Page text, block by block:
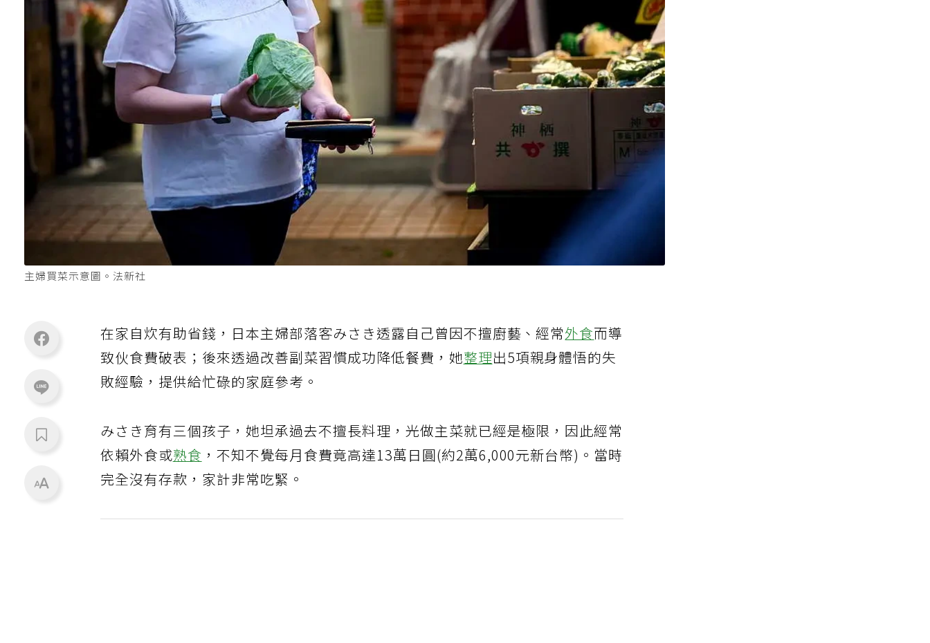
主婦買菜示意圖。法新社
在家自炊有助省錢，日本主婦部落客みさき透露自己曾因不擅廚藝、經常外食而導
致伙食費破表；後來透過改善副菜習慣成功降低餐費，她整理出5項親身體悟的失
敗經驗，提供給忙碌的家庭參考。
みさき育有三個孩子，她坦承過去不擅長料理，光做主菜就已經是極限，因此經常
依賴外食或熟食 ，不知不覺每月食費竟高達13萬日圓(約2萬6,000元新台幣)。當時
完全沒有存款，家計非常吃緊。